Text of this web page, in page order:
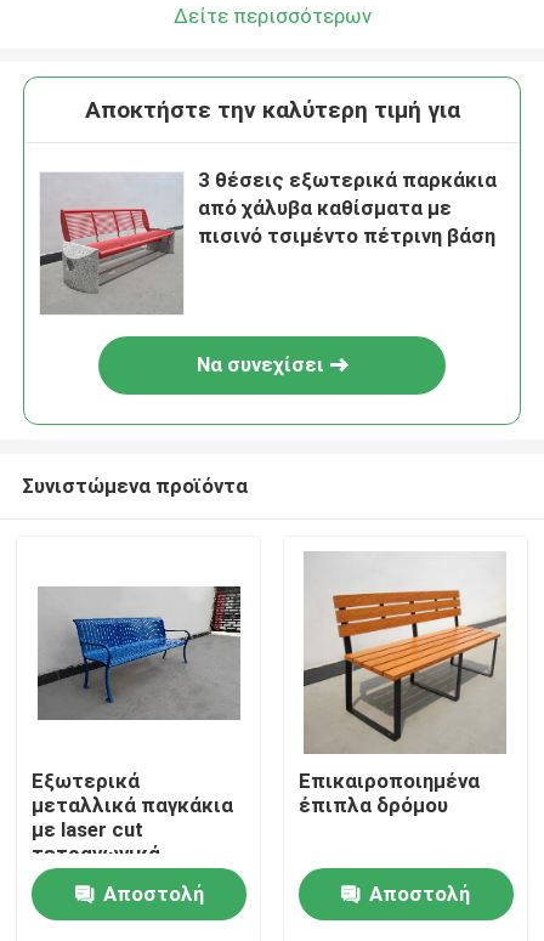
Δείτε περισσότερων
Αποκτήστε την καλύτερη τιμή για
3 θέσεις εξωτερικά παρκάκια
από χάλυβα καθίσματα με
πισινό τσιμέντο πέτρινη βάση
Να συνεχίσει
Συνιστώμενα προϊόντα
Εξωτερικά
μεταλλικά παγκάκια
με laser cut
τετραγωνικά
ατσάλινα πόδια
ανθεκτικά και
ασφαλή
Αποστολή
Επικαιροποιημένα
έπιπλα δρόμου
Αποστολή